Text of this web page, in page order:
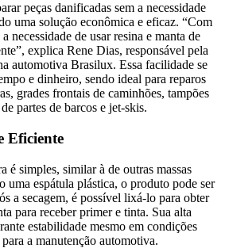
peças danificadas sem a necessidade
uma solução econômica e eficaz. “Com
necessidade de usar resina e manta de
explica Rene Dias, responsável pela
automotiva Brasilux. Essa facilidade se
e dinheiro, sendo ideal para reparos
grades frontais de caminhões, tampões
partes de barcos e jet-skis.
Eficiente
é simples, similar à de outras massas
uma espátula plástica, o produto pode ser
a secagem, é possível lixá-lo para obter
para receber primer e tinta. Sua alta
estabilidade mesmo em condições
a manutenção automotiva.